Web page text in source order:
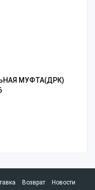
МУФТА(ДРК)
Возврат
Новости